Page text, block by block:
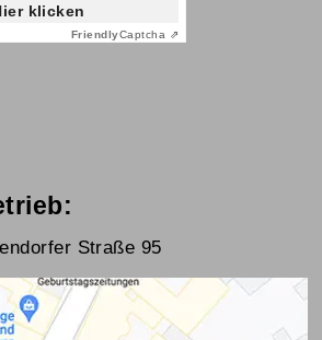
klicken
FriendlyCaptcha ⇗
Straße 95